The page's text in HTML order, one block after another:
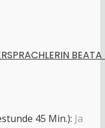
BEATA
45 Min.): Ja